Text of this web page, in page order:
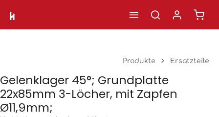
Zum Hauptinhalt springen
Produkte Ersatzteile
Gelenklager 45°; Grundplatte
22x85mm 3-Löcher, mit Zapfen
Ø11,9mm;